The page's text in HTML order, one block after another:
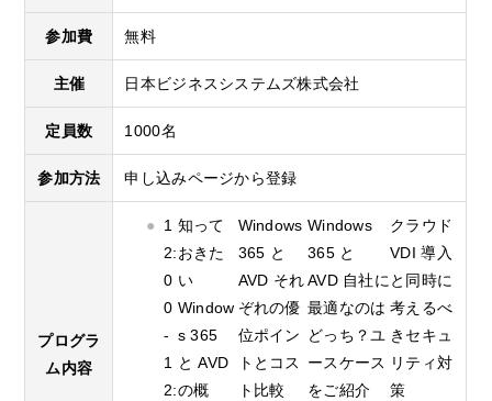
参加費 無料
主催 日本ビジネスシステムズ株式会社
定員数 1000名
参加方法 申し込みページから登録
プログラ
ム内容
1
2:
0
0
-
1
2:
知って
おきた
い
Window
s 365
と AVD
の概
Windows
365 と
AVD それ
ぞれの優
位ポイン
トとコス
ト比較
Windows
365 と
AVD 自社に
最適なのは
どっち？ユ
ースケース
をご紹介
クラウド
VDI 導入
と同時に
考えるべ
きセキュ
リティ対
策